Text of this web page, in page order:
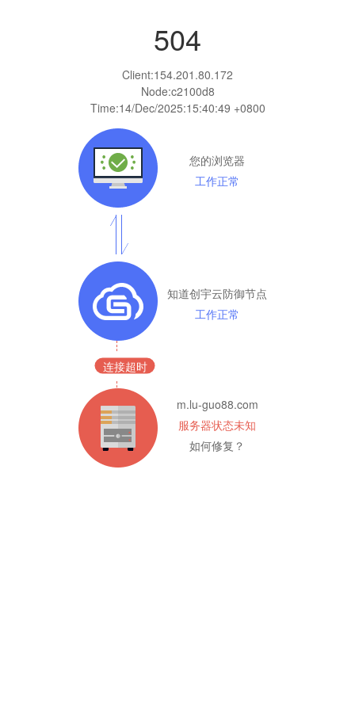
504
Client:154.201.80.172
Node:c2100d8
Time:14/Dec/2025:15:40:49 +0800
您的浏览器
工作正常
知道创宇云防御节点
工作正常
连接超时
m.lu-guo88.com
服务器状态未知
如何修复？